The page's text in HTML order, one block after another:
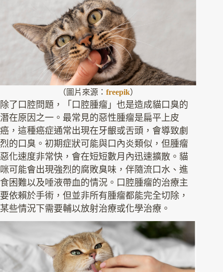
（圖片來源：freepik）
除了口腔問題，「口腔腫瘤」也是造成貓口臭的
潛在原因之一。最常見的惡性腫瘤是扁平上皮
癌，這種癌症通常出現在牙齦或舌頭，會導致劇
烈的口臭。初期症狀可能與口內炎類似，但腫瘤
惡化速度非常快，會在短短數月內迅速擴散。貓
咪可能會出現強烈的腐敗臭味，伴隨流口水、進
食困難以及唾液帶血的情況。口腔腫瘤的治療主
要依賴於手術，但並非所有腫瘤都能完全切除，
某些情況下需要輔以放射治療或化學治療。